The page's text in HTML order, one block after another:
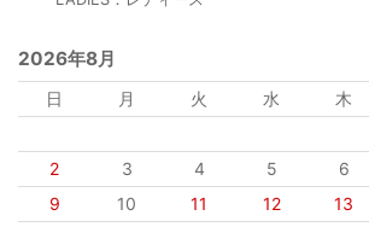
2026年8月
日 月 火 水 木
2
3 4 5 6
9
10 11 12 13